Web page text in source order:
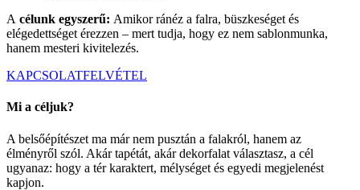
A célunk egyszerű: Amikor ránéz a falra, büszkeséget és
elégedettséget érezzen – mert tudja, hogy ez nem sablonmunka,
hanem mesteri kivitelezés.
KAPCSOLATFELVÉTEL
Mi a céljuk?
A belsőépítészet ma már nem pusztán a falakról, hanem az
élményről szól. Akár tapétát, akár dekorfalat választasz, a cél
ugyanaz: hogy a tér karaktert, mélységet és egyedi megjelenést
kapjon.